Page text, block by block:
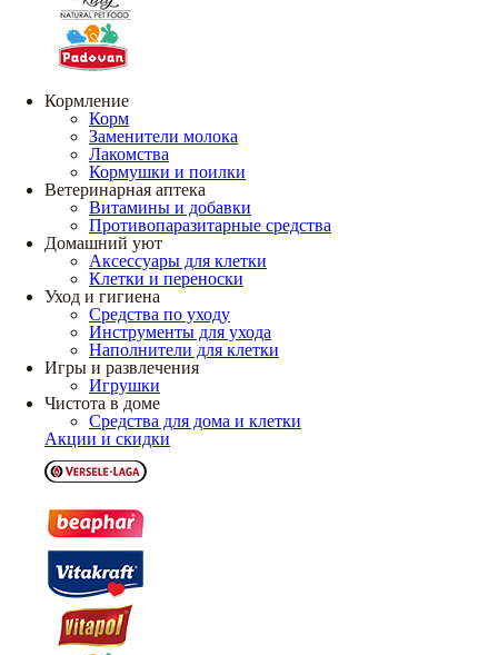
Кормление
Корм
Заменители молока
Лакомства
Кормушки и поилки
Ветеринарная аптека
Витамины и добавки
Противопаразитарные средства
Домашний уют
Аксессуары для клетки
Клетки и переноски
Уход и гигиена
Средства по уходу
Инструменты для ухода
Наполнители для клетки
Игры и развлечения
Игрушки
Чистота в доме
Средства для дома и клетки
Акции и скидки